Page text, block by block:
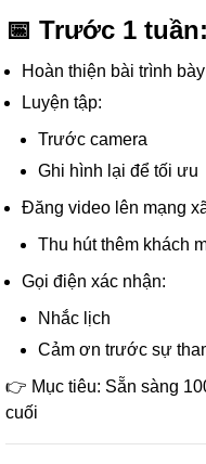
📅 Trước 1
Hoàn thiện bài trình
Luyện tập:
Trước camera
Ghi hình lại để tối ưu
Đăng video lên mạng
Thu hút thêm khách
Gọi điện xác nhận:
Nhắc lịch
Cảm ơn trước sự
👉 Mục tiêu: Sẵn sàng
cuối